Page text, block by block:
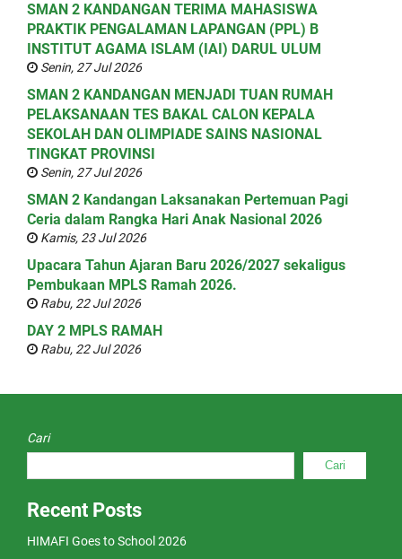
SMAN 2 KANDANGAN TERIMA MAHASISWA
PRAKTIK PENGALAMAN LAPANGAN (PPL) B
INSTITUT AGAMA ISLAM (IAI) DARUL ULUM
Senin, 27 Jul 2026
SMAN 2 KANDANGAN MENJADI TUAN RUMAH
PELAKSANAAN TES BAKAL CALON KEPALA
SEKOLAH DAN OLIMPIADE SAINS NASIONAL
TINGKAT PROVINSI
Senin, 27 Jul 2026
SMAN 2 Kandangan Laksanakan Pertemuan Pagi
Ceria dalam Rangka Hari Anak Nasional 2026
Kamis, 23 Jul 2026
Upacara Tahun Ajaran Baru 2026/2027 sekaligus
Pembukaan MPLS Ramah 2026.
Rabu, 22 Jul 2026
DAY 2 MPLS RAMAH
Rabu, 22 Jul 2026
Cari
Cari
Recent Posts
HIMAFI Goes to School 2026